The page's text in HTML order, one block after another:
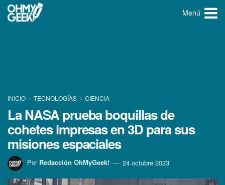
Menú
INICIO TECNOLOGÍ­AS CIENCIA
La NASA prueba boquillas de
cohetes impresas en 3D para sus
misiones espaciales
Por Redacción OhMyGeek! 24 octubre 2023